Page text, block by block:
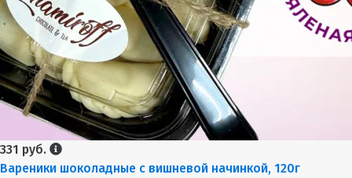
331 руб.
Вареники шоколадные с вишневой начинкой, 120г